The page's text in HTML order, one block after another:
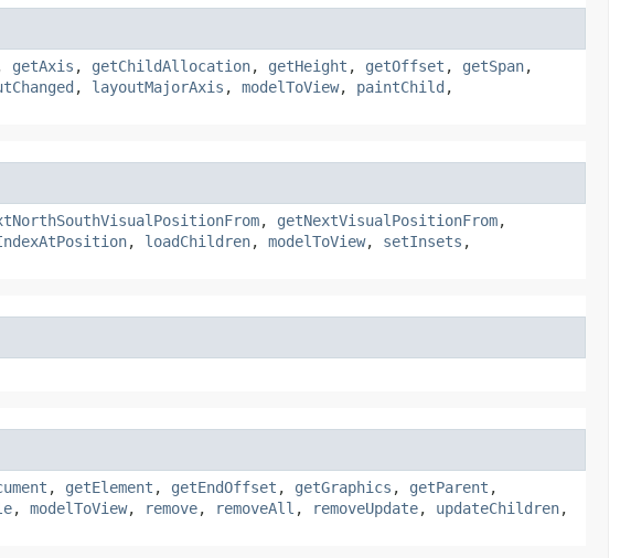
getAxis , getChildAllocation, getHeight , getOffset , getSpan,
, layoutMajorAxis , modelToView, paintChild ,
, getNextVisualPositionFrom,
, loadChildren, modelToView, setInsets ,
, getElement , getEndOffset , getGraphics , getParent ,
, modelToView, remove, removeAll , removeUpdate, updateChildren,